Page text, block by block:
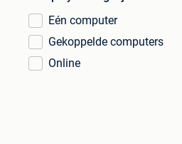
Eén computer
Gekoppelde computers
Online